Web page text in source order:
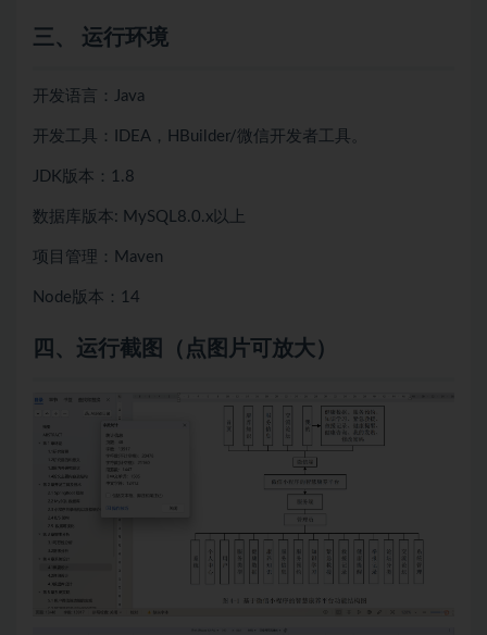
三、 运行环境
开发语言：Java
开发工具：IDEA，HBuilder/微信开发者工具。
JDK版本：1.8
数据库版本: MySQL8.0.x以上
项目管理：Maven
Node版本：14
四、 运行截图（点图片可放大）